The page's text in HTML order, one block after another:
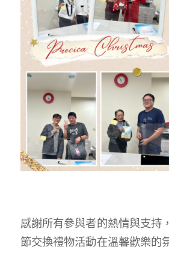
感謝所有參與者的熱情與支持
節交換禮物活動在溫馨歡樂的